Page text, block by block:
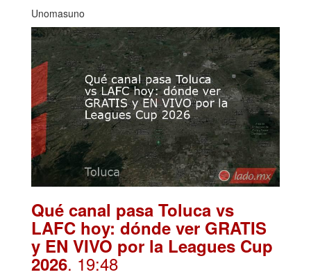
Unomasuno
Qué canal pasa Toluca vs
LAFC hoy: dónde ver GRATIS
y EN VIVO por la Leagues Cup
2026. 19:48